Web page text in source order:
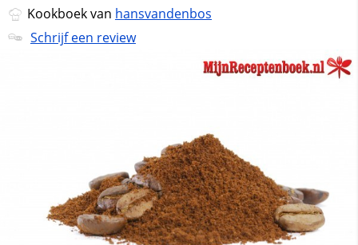
Kookboek van hansvandenbos
Schrijf een review